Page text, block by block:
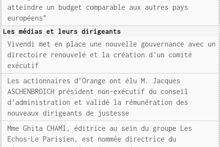
atteindre un budget comparable aux autres pays
européens"
Les médias et leurs dirigeants
Vivendi met en place une nouvelle gouvernance avec un
directoire renouvelé et la création d'un comité
exécutif
Les actionnaires d'Orange ont élu M. Jacques
ASCHENBROICH président non-exécutif du conseil
d'administration et validé la rémunération des
nouveaux dirigeants de justesse
Mme Ghita CHAMI, éditrice au sein du groupe Les
Echos-Le Parisien, est nommée directrice du